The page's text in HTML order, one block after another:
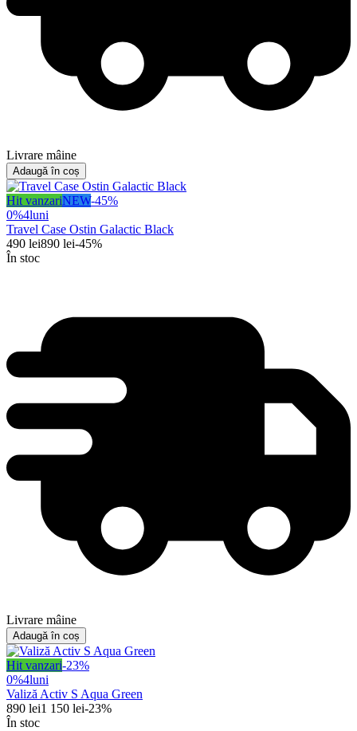
Livrare mâine
Adaugă în coș
Hit vanzariNEW-45%
0%4luni
Travel Case Ostin Galactic Black
490 lei890 lei-45%
În stoc
Livrare mâine
Adaugă în coș
Hit vanzari-23%
0%4luni
Valiză Activ S Aqua Green
890 lei1 150 lei-23%
În stoc